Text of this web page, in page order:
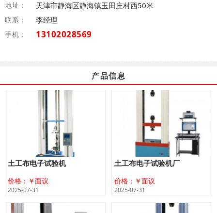
地址： 天津市静海区静海镇玉田庄村西50米
联系： 李经理
手机： 13102028569
产品信息
土工布电子试验机
价格：￥面议
2025-07-31
土工布电子试验机厂
价格：￥面议
2025-07-31